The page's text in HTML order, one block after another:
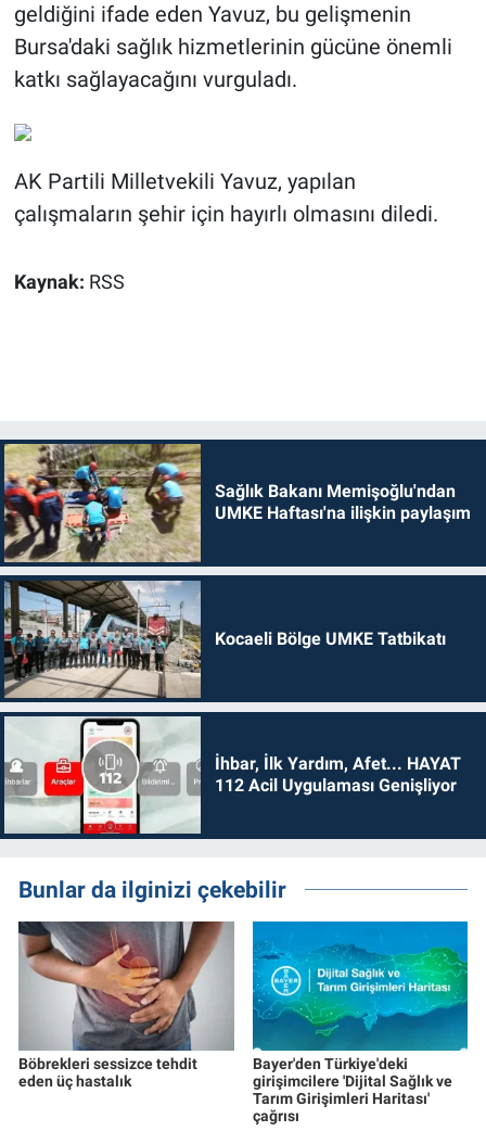
geldiğini ifade eden Yavuz, bu gelişmenin
Bursa'daki sağlık hizmetlerinin gücüne önemli
katkı sağlayacağını vurguladı.
AK Partili Milletvekili Yavuz, yapılan
çalışmaların şehir için hayırlı olmasını diledi.
Kaynak: RSS
Sağlık Bakanı Memişoğlu'ndan
UMKE Haftası'na ilişkin paylaşım
Kocaeli Bölge UMKE Tatbikatı
İhbar, İlk Yardım, Afet... HAYAT
112 Acil Uygulaması Genişliyor
Bunlar da ilginizi çekebilir
Böbrekleri sessizce tehdit
eden üç hastalık
Bayer'den Türkiye'deki
girişimcilere 'Dijital Sağlık ve
Tarım Girişimleri Haritası'
çağrısı